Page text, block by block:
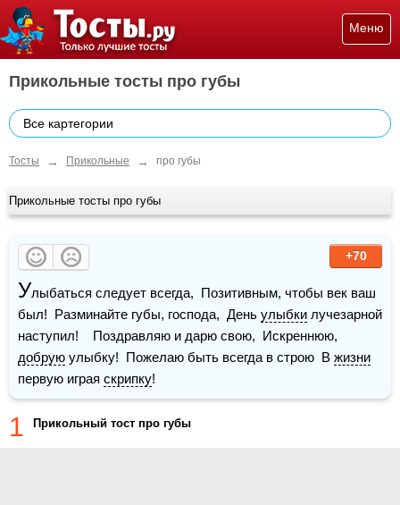
Меню
Прикольные тосты про губы
Все картегории
Тосты → Прикольные → про губы
Прикольные тосты про губы
+70
Улыбаться следует всегда,  Позитивным, чтобы век ваш
был!  Разминайте губы, господа,  День улыбки лучезарной
добрую улыбку!  Пожелаю быть всегда в строю  В жизни
первую играя скрипку!
1 Прикольный тост про губы